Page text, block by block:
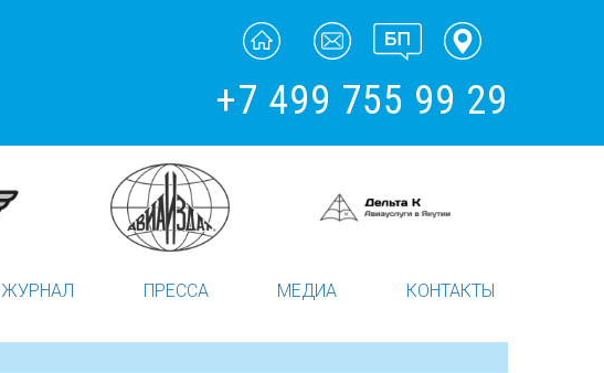
+7 499 755 99 29
ЖУРНАЛ ПРЕССА МЕДИА КОНТАКТЫ